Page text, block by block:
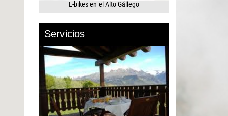
E-bikes en el Alto Gállego
Servicios